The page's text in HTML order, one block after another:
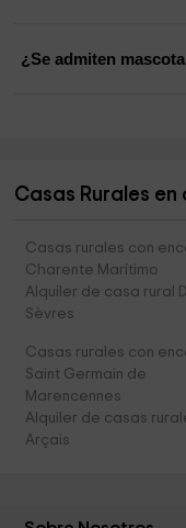
¿Se admiten
Casas Rurales
Casas rurales con
Charente Marítimo
Alquiler de casa rural
Sèvres
Casas rurales con
Saint Germain de
Marencennes
Alquiler de casas
Arçais